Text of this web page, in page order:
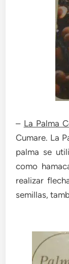
– La Palma
Cumare. La
palma se
como
realizar
semillas,